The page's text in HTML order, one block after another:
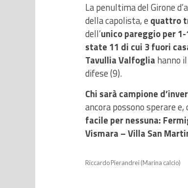
La penultima del Girone
della capolista, e quattro
dell’unico pareggio per 1-
state 11 di cui 3 fuori
Tavullia Valfoglia hanno
difese (9).
Chi sarà campione
ancora possono sperare
facile per nessuna:
Vismara – Villa San
Riccardo Pierandrei (Marina calcio)